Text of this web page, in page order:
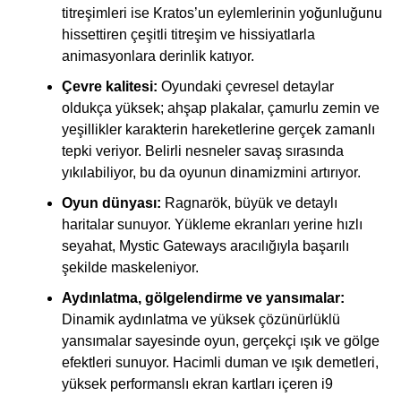
titreşimleri ise Kratos’un eylemlerinin yoğunluğunu
hissettiren çeşitli titreşim ve hissiyatlarla
animasyonlara derinlik katıyor.
Çevre kalitesi: Oyundaki çevresel detaylar
oldukça yüksek; ahşap plakalar, çamurlu zemin ve
yeşillikler karakterin hareketlerine gerçek zamanlı
tepki veriyor. Belirli nesneler savaş sırasında
yıkılabiliyor, bu da oyunun dinamizmini artırıyor.
Oyun dünyası: Ragnarök, büyük ve detaylı
haritalar sunuyor. Yükleme ekranları yerine hızlı
seyahat, Mystic Gateways aracılığıyla başarılı
şekilde maskeleniyor.
Aydınlatma, gölgelendirme ve yansımalar:
Dinamik aydınlatma ve yüksek çözünürlüklü
yansımalar sayesinde oyun, gerçekçi ışık ve gölge
efektleri sunuyor. Hacimli duman ve ışık demetleri,
yüksek performanslı ekran kartları içeren i9